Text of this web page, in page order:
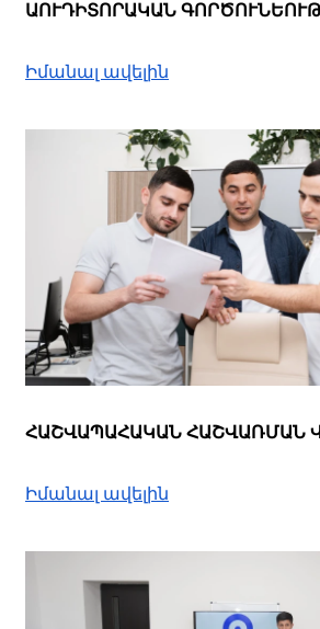
ԱՈՒԴԻՏՈՐԱԿԱՆ
Իմանալ ավելին
ՀԱՇՎԱՊԱՀԱԿԱՆ ՀԱՇՎԱՌՄԱՆ
Իմանալ ավելին